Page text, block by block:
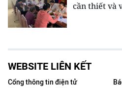
cần thiết và
WEBSITE LIÊN KẾT
Cổng thông tin điện tử